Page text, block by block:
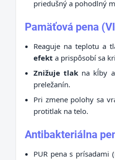
priedušný a pohodlný
Pamäťová pena
Reaguje na teplotu a
efekt a prispôsobí sa
Znižuje tlak na kĺby
preležanín.
Pri zmene polohy sa
protitlak na telo.
Antibakteriálna
PUR pena s prísadami